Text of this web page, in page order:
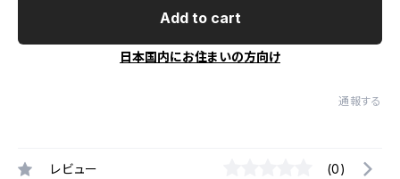
Add to cart
日本国内にお住まいの方向け
通報する
レビュー (0)